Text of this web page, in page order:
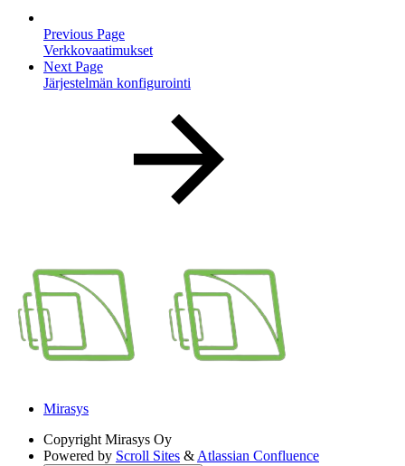
Previous Page
Verkkovaatimukset
Next Page
Järjestelmän konfigurointi
Mirasys
Copyright Mirasys Oy
Powered by Scroll Sites & Atlassian Confluence